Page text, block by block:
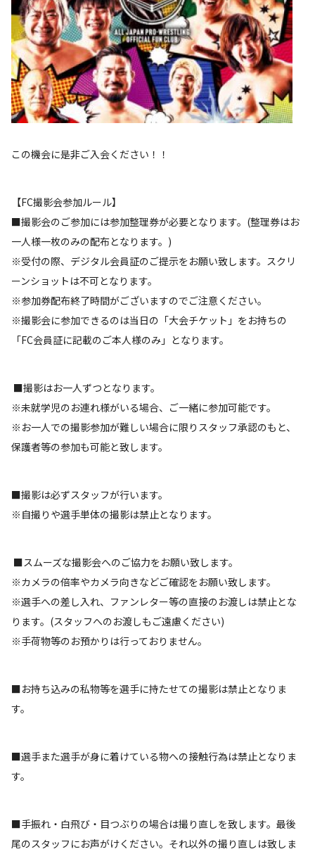
この機会に是非ご入会ください！！
【FC撮影会参加ルール】
■撮影会のご参加には参加整理券が必要となります。(整理券はお
一人様一枚のみの配布となります。)
※受付の際、デジタル会員証のご提示をお願い致します。スクリ
ーンショットは不可となります。
※参加券配布終了時間がございますのでご注意ください。
※撮影会に参加できるのは当日の「大会チケット」をお持ちの
「FC会員証に記載のご本人様のみ」となります。
■撮影はお一人ずつとなります。
※未就学児のお連れ様がいる場合、ご一緒に参加可能です。
※お一人での撮影参加が難しい場合に限りスタッフ承認のもと、
保護者等の参加も可能と致します。
■撮影は必ずスタッフが行います。
※自撮りや選手単体の撮影は禁止となります。
■スムーズな撮影会へのご協力をお願い致します。
※カメラの倍率やカメラ向きなどご確認をお願い致します。
※選手への差し入れ、ファンレター等の直接のお渡しは禁止とな
ります。(スタッフへのお渡しもご遠慮ください)
※手荷物等のお預かりは行っておりません。
■お持ち込みの私物等を選手に持たせての撮影は禁止となりま
す。
■選手また選手が身に着けている物への接触行為は禁止となりま
す。
■手振れ・白飛び・目つぶりの場合は撮り直しを致します。最後
尾のスタッフにお声がけください。それ以外の撮り直しは致しま